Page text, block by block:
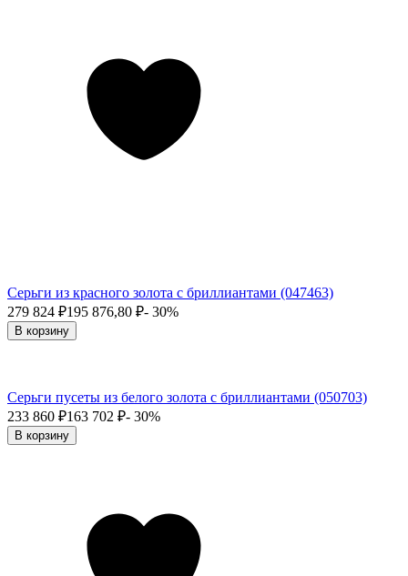
Серьги пусеты из белого золота с бриллиантами (050703)
233 860 ₽163 702 ₽- 30%
В корзину
Серьги из красного золота с бриллиантами (047463)
279 824 ₽195 876,80 ₽- 30%
В корзину